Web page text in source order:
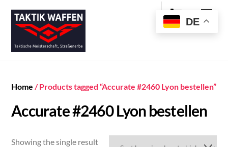
content
Cart
Home / Products tagged “Accurate #2460 Lyon bestellen”
Accurate #2460 Lyon bestellen
Showing the single result
DE